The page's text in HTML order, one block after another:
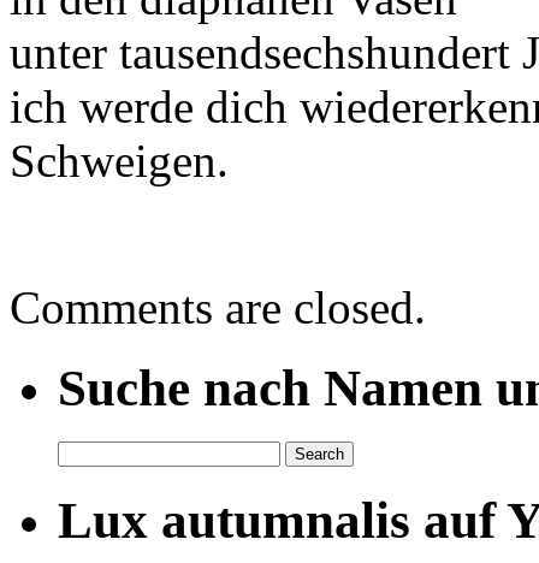
unter tausendsechshundert
ich werde dich
Schweigen.
Comments are closed.
Suche nach Namen
Lux autumnalis auf